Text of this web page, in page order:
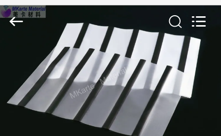
MAISON
PRODUITS
Material
Technology
(Tianjin)
Limited.